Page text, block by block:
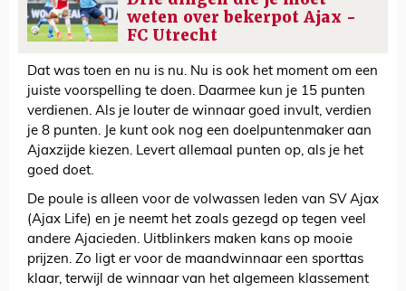
weten over bekerpot Ajax -
FC Utrecht
Dat was toen en nu is nu. Nu is ook het moment om een
juiste voorspelling te doen. Daarmee kun je 15 punten
verdienen. Als je louter de winnaar goed invult, verdien
je 8 punten. Je kunt ook nog een doelpuntenmaker aan
Ajaxzijde kiezen. Levert allemaal punten op, als je het
goed doet.
De poule is alleen voor de volwassen leden van SV Ajax
(Ajax Life) en je neemt het zoals gezegd op tegen veel
andere Ajacieden. Uitblinkers maken kans op mooie
prijzen. Zo ligt er voor de maandwinnaar een sporttas
klaar, terwijl de winnaar van het algemeen klassement